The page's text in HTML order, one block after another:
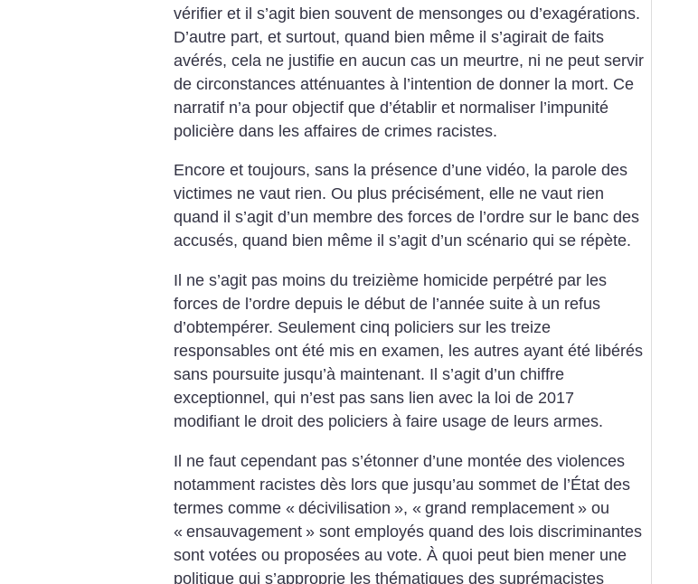
vérifier et il s’agit bien souvent de mensonges ou d’exagérations.
D’autre part, et surtout, quand bien même il s’agirait de faits
avérés, cela ne justifie en aucun cas un meurtre, ni ne peut servir
de circonstances atténuantes à l’intention de donner la mort. Ce
narratif n’a pour objectif que d’établir et normaliser l’impunité
policière dans les affaires de crimes racistes.
Encore et toujours, sans la présence d’une vidéo, la parole des
victimes ne vaut rien. Ou plus précisément, elle ne vaut rien
quand il s’agit d’un membre des forces de l’ordre sur le banc des
accusés, quand bien même il s’agit d’un scénario qui se répète.
Il ne s’agit pas moins du treizième homicide perpétré par les
forces de l’ordre depuis le début de l’année suite à un refus
d’obtempérer. Seulement cinq policiers sur les treize
responsables ont été mis en examen, les autres ayant été libérés
sans poursuite jusqu’à maintenant. Il s’agit d’un chiffre
exceptionnel, qui n’est pas sans lien avec la loi de 2017
modifiant le droit des policiers à faire usage de leurs armes.
Il ne faut cependant pas s’étonner d’une montée des violences
notamment racistes dès lors que jusqu’au sommet de l’État des
termes comme « décivilisation », « grand remplacement » ou
« ensauvagement » sont employés quand des lois discriminantes
sont votées ou proposées au vote. À quoi peut bien mener une
politique qui s’approprie les thématiques des suprémacistes